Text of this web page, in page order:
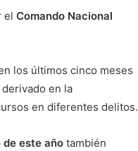
el Comando Nacional
los últimos cinco meses
en la
en diferentes delitos.
este año también